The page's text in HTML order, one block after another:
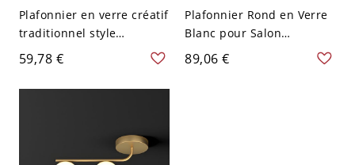
Plafonnier en verre créatif
traditionnel style
minimaliste pour
chambre salon - Or 110 V-
120 V 31,75 cm
59,78 €
Plafonnier Rond en Verre
Blanc pour Salon
Moderne - 110 V-120 V
27,94 cm
89,06 €